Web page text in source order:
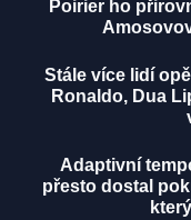
Poirier ho
Stále více lidí
Ronaldo, Dua
Adaptivní
přesto dostal